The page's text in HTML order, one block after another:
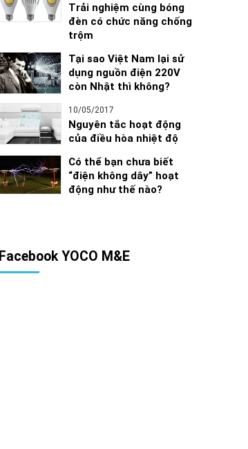
Trải nghiệm cùng bóng
đèn có chức năng chống
trộm
Tại sao Việt Nam lại sử
dụng nguồn điện 220V
còn Nhật thì không?
10/05/2017
Nguyên tắc hoạt động
của điều hòa nhiệt độ
Có thể bạn chưa biết
“điện không dây” hoạt
động như thế nào?
Facebook YOCO M&E